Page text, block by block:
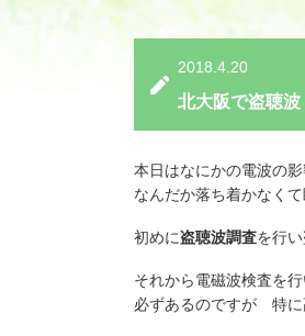
2018.4.20
北大阪で盗聴波
本日はなにかの電波の
なんだか落ち着かなく
初めに盗聴波調査を行
それから電磁波検査を
必ずあるのですが 特に